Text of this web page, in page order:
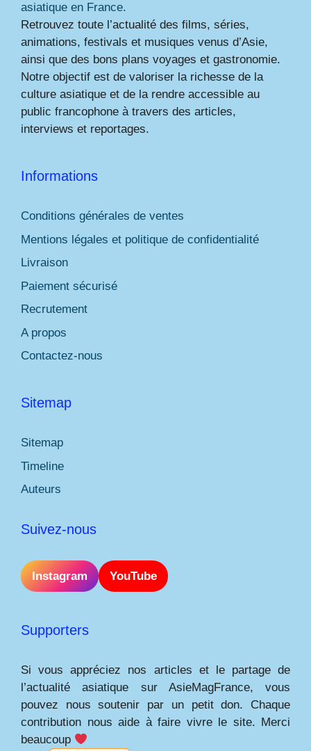
asiatique en France.
Retrouvez toute l’actualité des films, séries,
animations, festivals et musiques venus d’Asie,
ainsi que des bons plans voyages et gastronomie.
Notre objectif est de valoriser la richesse de la
culture asiatique et de la rendre accessible au
public francophone à travers des articles,
interviews et reportages.
Informations
Conditions générales de ventes
Mentions légales et politique de confidentialité
Livraison
Paiement sécurisé
Recrutement
A propos
Contactez-nous
Sitemap
Sitemap
Timeline
Auteurs
Suivez-nous
Instagram YouTube
Supporters
Si vous appréciez nos articles et le partage de
l’actualité asiatique sur AsieMagFrance, vous
pouvez nous soutenir par un petit don. Chaque
contribution nous aide à faire vivre le site. Merci
beaucoup